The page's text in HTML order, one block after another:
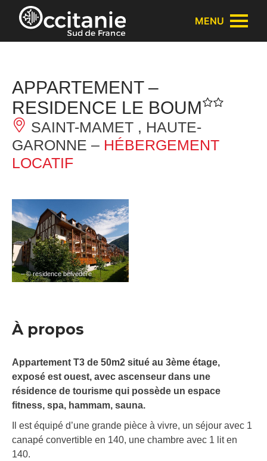
Panneau de gestion des cookies
MENU
APPARTEMENT –
RESIDENCE LE BOUM
SAINT-MAMET , HAUTE-
GARONNE – HÉBERGEMENT
LOCATIF
– © residence belvedere
À propos
Appartement T3 de 50m2 situé au 3ème étage,
exposé est ouest, avec ascenseur dans une
résidence de tourisme qui possède un espace
fitness, spa, hammam, sauna.
Il est équipé d’une grande pièce à vivre, un séjour avec 1
canapé convertible en 140, une chambre avec 1 lit en
140.